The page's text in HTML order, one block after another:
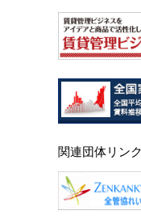
関連団体リンク